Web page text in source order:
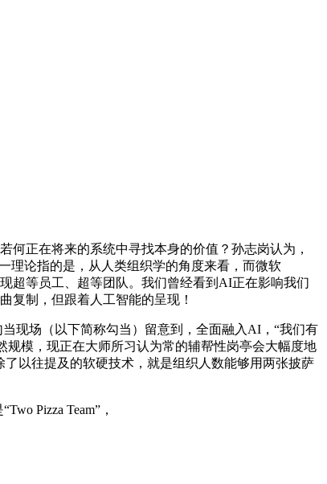
正在将来的系统中寻找本身的价值？孙志岗认为，
理论指的是，从人类组织学的角度来看，而微软
超等员工、超等团队。我们曾经看到AI正在影响我们
复制，但跟着人工智能的呈现！
现场（以下简称勾当）留意到，全面融入AI，“我们有
模，现正在大师所习认为常的辅帮性岗亭会大幅度地
以往提及的软硬技术，就是组织人数能够用两张披萨
Pizza Team”，